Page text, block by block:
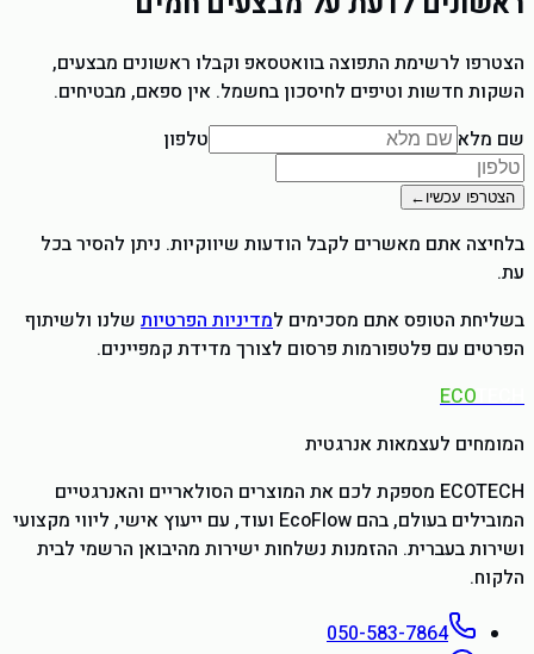
הצטרפו לרשימת התפוצה בוואטסאפ וקבלו ראשונים מבצעים,
השקות חדשות וטיפים לחיסכון בחשמל. אין ספאם, מבטיחים.
שם מלא
טלפון
הצטרפו עכשיו ←
בלחיצה אתם מאשרים לקבל הודעות שיווקיות. ניתן להסיר בכל
עת.
בשליחת הטופס אתם מסכימים למדיניות הפרטיות שלנו ולשיתוף
הפרטים עם פלטפורמות פרסום לצורך מדידת קמפיינים.
ECO
המומחים לעצמאות אנרגטית
ECOTECH מספקת לכם את המוצרים הסולאריים והאנרגטיים
המובילים בעולם, בהם EcoFlow ועוד, עם ייעוץ אישי, ליווי מקצועי
ושירות בעברית. ההזמנות נשלחות ישירות מהיבואן הרשמי לבית
הלקוח.
050-583-7864